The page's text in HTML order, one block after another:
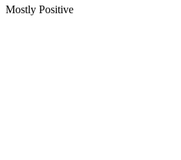
Mostly Positive